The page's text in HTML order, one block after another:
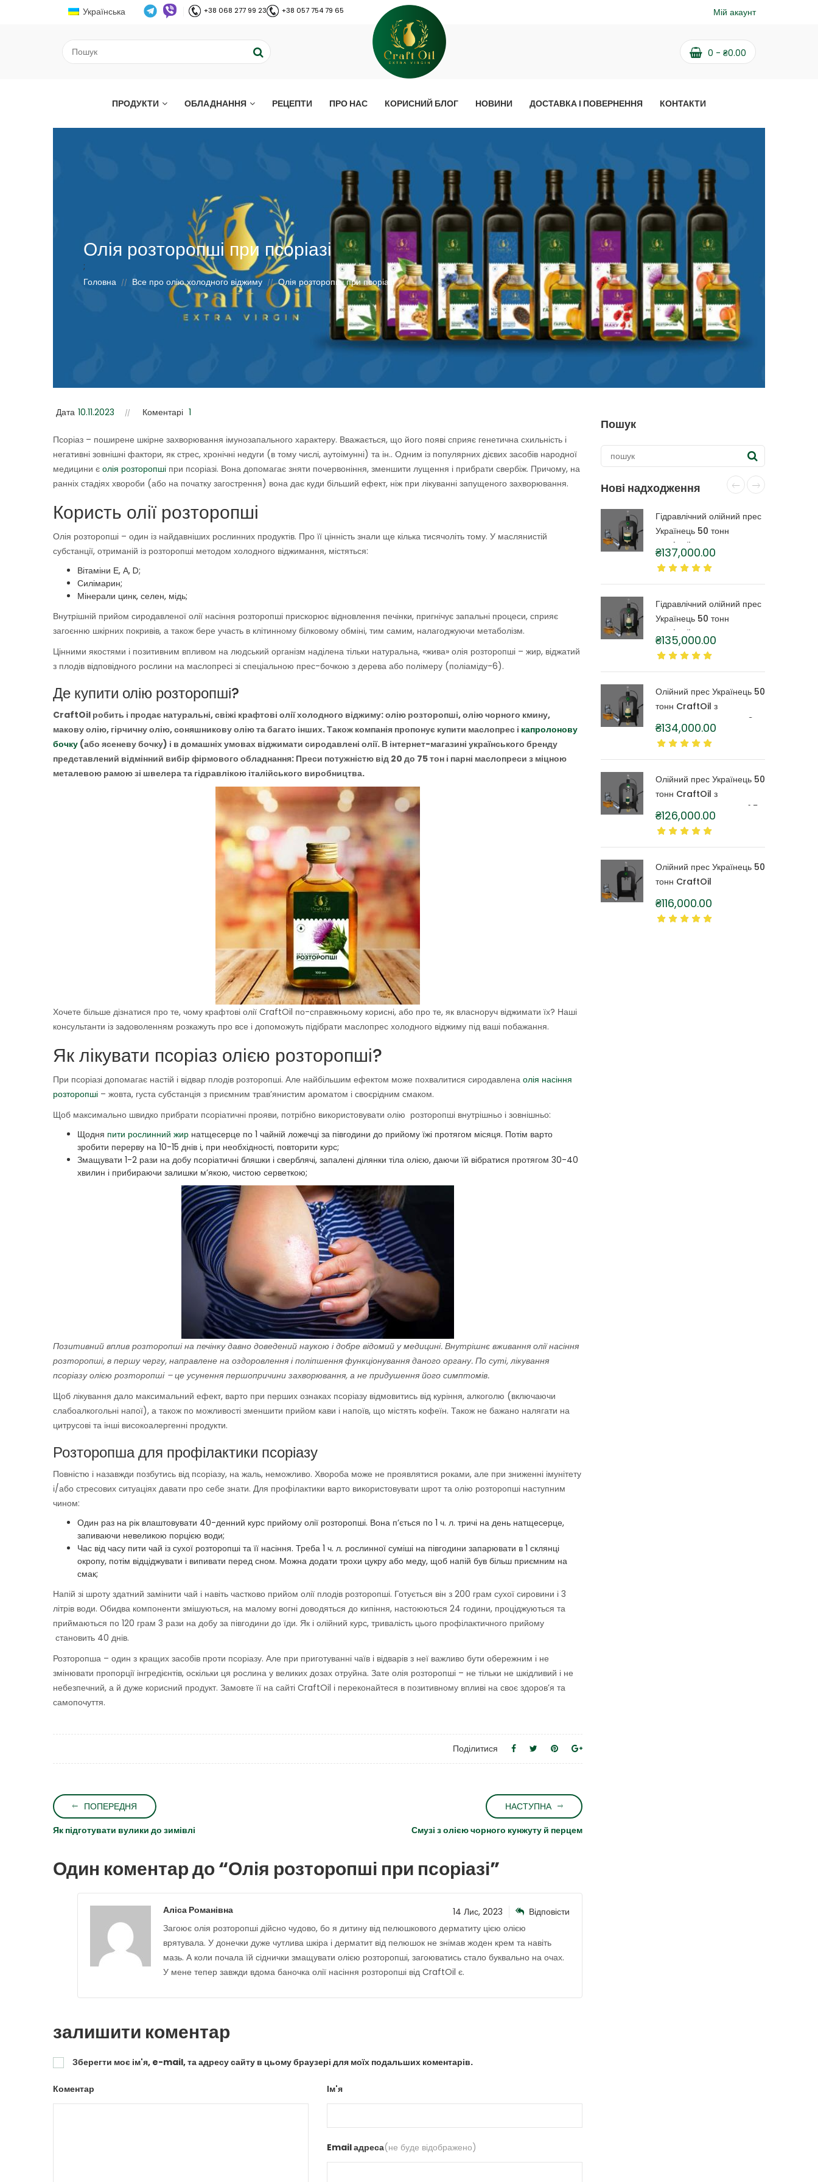
Українська +38 068 277 99 23 +38 057 754 79 65 Мій акаунт
0 - ₴0.00
ПРОДУКТИ ОБЛАДНАННЯ РЕЦЕПТИ ПРО НАС КОРИСНИЙ БЛОГ НОВИНИ ДОСТАВКА І ПОВЕРНЕННЯ КОНТАКТИ
Олія розторопші при псоріазі
;
Головна // Все про олію холодного віджиму // Олія розторопші при псоріазі
Дата 10.11.2023 Коментарі 1
Псоріаз – поширене шкірне захворювання імунозапального характеру. Вважається, що його появі сприяє генетична схильність і
негативні зовнішні фактори, як стрес, хронічні недуги (в тому числі, аутоімунні) та ін.. Одним із популярних дієвих засобів народної
медицини є олія розторопші при псоріазі. Вона допомагає зняти почервоніння, зменшити лущення і прибрати свербіж. Причому, на
ранніх стадіях хвороби (або на початку загострення) вона дає куди більший ефект, ніж при лікуванні запущеного захворювання.
Користь олії розторопші
Олія розторопші – один із найдавніших рослинних продуктів. Про її цінність знали ще кілька тисячоліть тому. У маслянистій
субстанції, отриманій із розторопші методом холодного віджимання, містяться:
Вітаміни Е, А, D;
Силімарин;
Мінерали цинк, селен, мідь;
Внутрішній прийом сиродавленої олії насіння розторопші прискорює відновлення печінки, пригнічує запальні процеси, сприяє
загоєнню шкірних покривів, а також бере участь в клітинному білковому обміні, тим самим, налагоджуючи метаболізм.
Цінними якостями і позитивним впливом на людський організм наділена тільки натуральна, «жива» олія розторопші – жир, віджатий
з плодів відповідного рослини на маслопресі зі спеціальною прес-бочкою з дерева або полімеру (поліаміду-6).
Де купити олію розторопші?
CraftOil робить і продає натуральні, свіжі крафтові олії холодного віджиму: олію розторопші, олію чорного кмину,
макову олію, гірчичну олію, соняшникову олію та багато інших. Також компанія пропонує купити маслопрес і капролонову
бочку (або ясеневу бочку) і в домашніх умовах віджимати сиродавлені олії. В інтернет-магазині українського бренду
представлений відмінний вибір фірмового обладнання: Преси потужністю від 20 до 75 тон і парні маслопреси з міцною
металевою рамою зі швелера та гідравлікою італійського виробництва.
Хочете більше дізнатися про те, чому крафтові олії CraftOil по-справжньому корисні, або про те, як власноруч віджимати їх? Наші
консультанти із задоволенням розкажуть про все і допоможуть підібрати маслопрес холодного віджиму під ваші побажання.
Як лікувати псоріаз олією розторопші?
При псоріазі допомагає настій і відвар плодів розторопші. Але найбільшим ефектом може похвалитися сиродавлена олія насіння
розторопші – жовта, густа субстанція з приємним трав’янистим ароматом і своєрідним смаком.
Щоб максимально швидко прибрати псоріатичні прояви, потрібно використовувати олію розторопші внутрішньо і зовнішньо:
Щодня пити рослинний жир натщесерце по 1 чайній ложечці за півгодини до прийому їжі протягом місяця. Потім варто
зробити перерву на 10-15 днів і, при необхідності, повторити курс;
Змащувати 1-2 рази на добу псоріатичні бляшки і сверблячі, запалені ділянки тіла олією, даючи їй вібратися протягом 30-40
хвилин і прибираючи залишки м’якою, чистою серветкою;
Позитивний вплив розторопші на печінку давно доведений наукою і добре відомий у медицині. Внутрішнє вживання оліїнасіння
розторопші, в першу чергу, направлене на оздоровлення і поліпшення функціонування даного органу. По суті, лікування
псоріазуолією розторопші–це усунення першопричини захворювання, а не придушення його симптомів.
Щоб лікування дало максимальний ефект, варто при перших ознаках псоріазу відмовитись від куріння, алкоголю (включаючи
слабоалкогольні напої), а також по можливості зменшити прийом кави і напоїв, що містять кофеїн. Також не бажано налягати на
цитрусові та інші високоалергенні продукти.
Розторопша для профілактики псоріазу
Повністю і назавжди позбутись від псоріазу, на жаль, неможливо. Хвороба може не проявлятися роками, але при зниженні імунітету
і/або стресових ситуаціях давати про себе знати. Для профілактики варто використовувати шрот та олію розторопші наступним
чином:
Один раз на рік влаштовувати 40-денний курс прийому олії розторопші. Вона п’ється по 1 ч. л. тричі на день натщесерце,
запиваючи невеликою порцією води;
Час від часу пити чай із сухої розторопші та її насіння. Треба 1 ч. л. рослинної суміші на півгодини запарювати в 1 склянці
окропу, потім відціджувати і випивати перед сном. Можна додати трохи цукру або меду, щоб напій був більш приємним на
смак;
Напій зі шроту здатний замінити чай і навіть частково прийом олії плодів розторопші. Готується він з 200 грам сухої сировини і 3
літрів води. Обидва компоненти змішуються, на малому вогні доводяться до кипіння, настоюються 24 години, проціджуються та
приймаються по 120 грам 3 рази на добу за півгодини до їди. Як і олійний курс, тривалість цього профілактичного прийому
становить 40 днів.
Розторопша – один з кращих засобів проти псоріазу. Але при приготуванні чаїв і відварів з неї важливо бути обережним і не
змінювати пропорції інгредієнтів, оскільки ця рослина у великих дозах отруйна. Зате олія розторопші – не тільки не шкідливий і не
небезпечний, а й дуже корисний продукт. Замовте її на сайті CraftOil і переконайтеся в позитивному впливі на своє здоров’я та
самопочуття.
Поділитися
ПОПЕРЕДНЯ
Як підготувати вулики до зимівлі
НАСТУПНА
Смузі з олією чорного кунжуту й перцем
Один коментар до “Олія розторопші при псоріазі”
Аліса Романівна 14 Лис, 2023
Відповісти
Загоює олія розторопші дійсно чудово, бо я дитину від пелюшкового дерматиту цією олією
врятувала. У донечки дуже чутлива шкіра і дерматит від пелюшок не знімав жоден крем та навіть
мазь. А коли почала їй сіднички змащувати олією розторопші, загоюватись стало буквально на очах.
У мене тепер завжди вдома баночка олії насіння розторопші від CraftOil є.
залишити коментар
Зберегти моє ім'я, e-mail, та адресу сайту в цьому браузері для моїх подальших коментарів.
Коментар Ім'я
Email адреса(не буде відображено)
Пошук
Нові надходження
Гідравлічний олійний прес
Українець 50 тонн
CraftOil з капролоновою
бочкою 6 літрів
₴137,000.00
Гідравлічний олійний прес
Українець 50 тонн
CraftOil з капролоновою
бочкою 4 літри
₴135,000.00
Олійний прес Українець 50
тонн CraftOil з
капролоновою бочкою 3
літри
₴134,000.00
Олійний прес Українець 50
тонн CraftOil з
капролоновою бочкою 1,5
літра
₴126,000.00
Олійний прес Українець 50
тонн CraftOil
₴116,000.00